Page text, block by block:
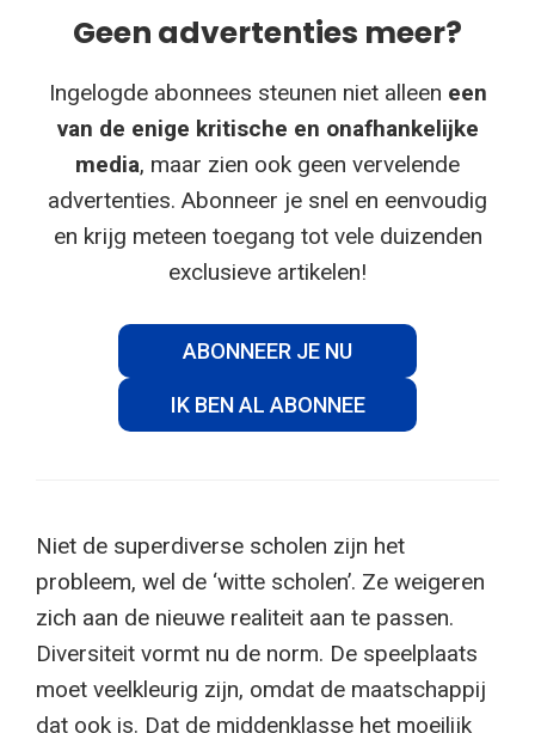
Geen advertenties meer?
Ingelogde abonnees steunen niet alleen een
van de enige kritische en onafhankelijke
media, maar zien ook geen vervelende
advertenties. Abonneer je snel en eenvoudig
en krijg meteen toegang tot vele duizenden
exclusieve artikelen!
ABONNEER JE NU
IK BEN AL ABONNEE
Niet de superdiverse scholen zijn het
probleem, wel de ‘witte scholen’. Ze weigeren
zich aan de nieuwe realiteit aan te passen.
Diversiteit vormt nu de norm. De speelplaats
moet veelkleurig zijn, omdat de maatschappij
dat ook is. Dat de middenklasse het moeilijk